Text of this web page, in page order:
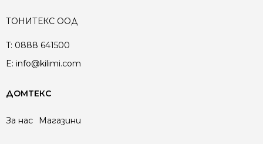
ТОНИТЕКС ООД
T: 0888 641500
E: info@kilimi.com
ДОМТЕКС
За нас Магазини